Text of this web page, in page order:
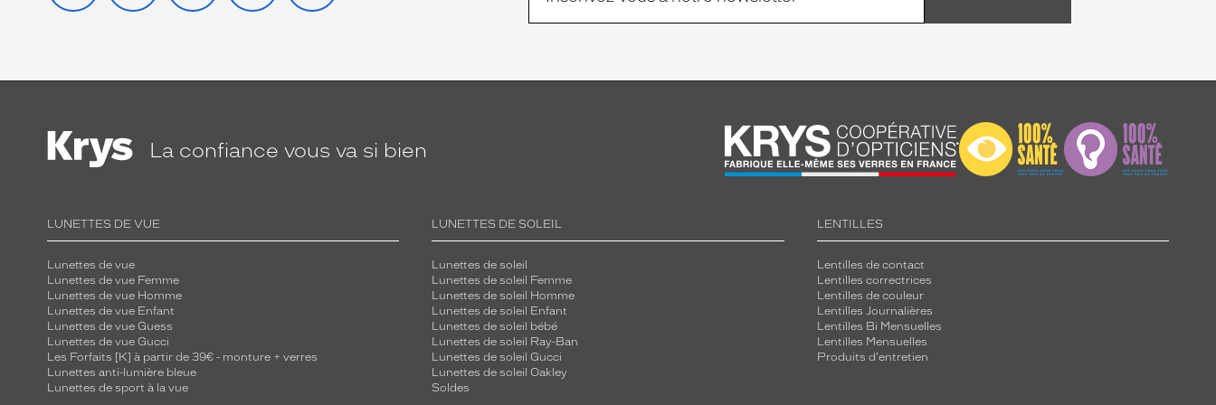
La confiance vous va si bien
LUNETTES DE VUE
Lunettes de vue
Lunettes de vue Femme
Lunettes de vue Homme
Lunettes de vue Enfant
Lunettes de vue Guess
Lunettes de vue Gucci
Les Forfaits [K] à partir de 39€ - monture + verres
Lunettes anti-lumière bleue
Lunettes de sport à la vue
LUNETTES DE SOLEIL
Lunettes de soleil
Lunettes de soleil Femme
Lunettes de soleil Homme
Lunettes de soleil Enfant
Lunettes de soleil bébé
Lunettes de soleil Ray-Ban
Lunettes de soleil Gucci
Lunettes de soleil Oakley
Soldes
LENTILLES
Lentilles de contact
Lentilles correctrices
Lentilles de couleur
Lentilles Journalières
Lentilles Bi Mensuelles
Lentilles Mensuelles
Produits d'entretien